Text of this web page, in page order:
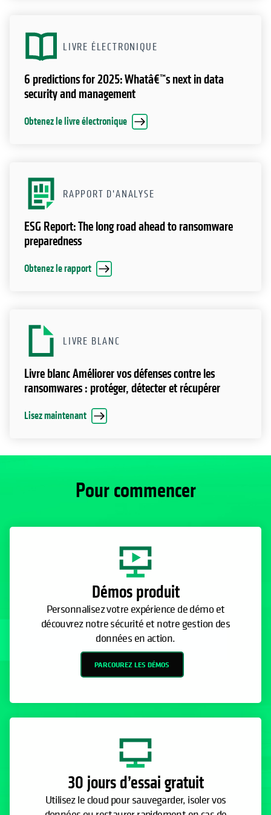
LIVRE ÉLECTRONIQUE
6 predictions for 2025: Whatâ€™s next in data
security and management
Obtenez le livre électronique
RAPPORT D'ANALYSE
ESG Report: The long road ahead to ransomware
preparedness
Obtenez le rapport
LIVRE BLANC
Livre blanc Améliorer vos défenses contre les
ransomwares : protéger, détecter et récupérer
Lisez maintenant
Pour commencer
Démos produit
Personnalisez votre expérience de démo et
découvrez notre sécurité et notre gestion des
données en action.
PARCOUREZ LES DÉMOS
30 jours d’essai gratuit
Utilisez le cloud pour sauvegarder, isoler vos